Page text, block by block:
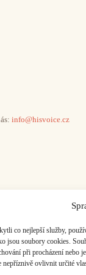
co nejlepší služby,
jsou soubory cookies.
při procházení nebo
nepříznivě ovlivnit určité
info@hisvoice.cz